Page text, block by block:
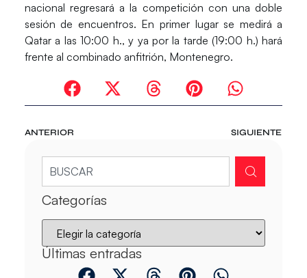
nacional regresará a la competición con una doble
sesión de encuentros. En primer lugar se medirá a
Qatar a las 10:00 h., y ya por la tarde (19:00 h.) hará
frente al combinado anfitrión, Montenegro.
ANTERIOR SIGUIENTE
Categorías
Últimas entradas